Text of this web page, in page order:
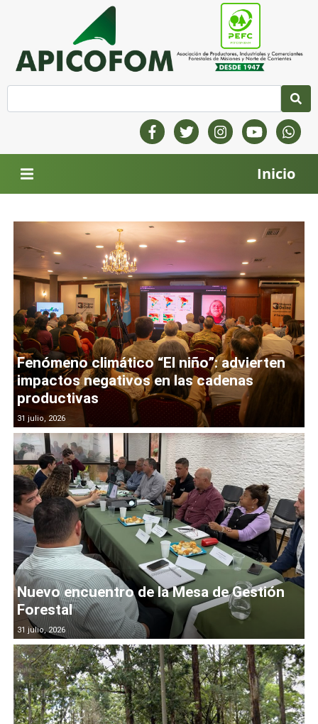
Inicio
Fenómeno climático “El niño”: advierten
impactos negativos en las cadenas
productivas
31 julio, 2026
Nuevo encuentro de la Mesa de Gestión
Forestal
31 julio, 2026